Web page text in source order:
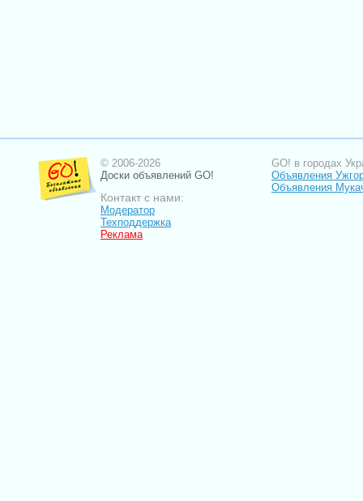
© 2006-2026
Доски объявлений GO!
Контакт с нами:
Модератор
Техподдержка
Реклама
GO! в городах
Объявления
Объявления